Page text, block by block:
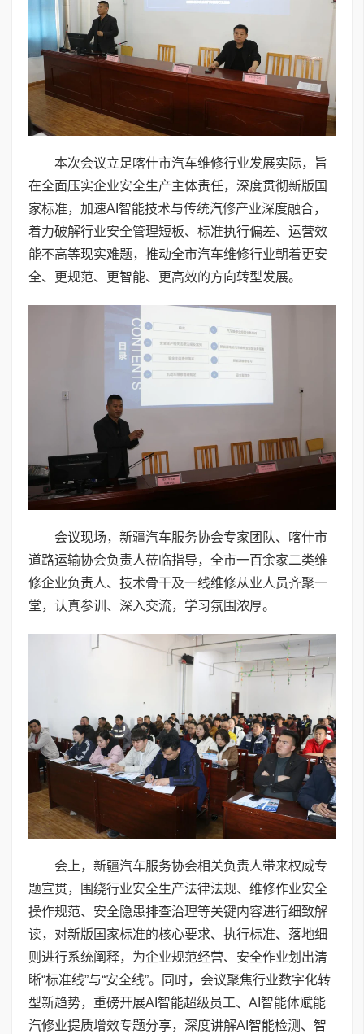
本次会议立足喀什市汽车维修行业发展实际，旨
在全面压实企业安全生产主体责任，深度贯彻新版国
家标准，加速AI智能技术与传统汽修产业深度融合，
着力破解行业安全管理短板、标准执行偏差、运营效
能不高等现实难题，推动全市汽车维修行业朝着更安
全、更规范、更智能、更高效的方向转型发展。
会议现场，新疆汽车服务协会专家团队、喀什市
道路运输协会负责人莅临指导，全市一百余家二类维
修企业负责人、技术骨干及一线维修从业人员齐聚一
堂，认真参训、深入交流，学习氛围浓厚。
会上，新疆汽车服务协会相关负责人带来权威专
题宣贯，围绕行业安全生产法律法规、维修作业安全
操作规范、安全隐患排查治理等关键内容进行细致解
读，对新版国家标准的核心要求、执行标准、落地细
则进行系统阐释，为企业规范经营、安全作业划出清
晰“标准线”与“安全线”。同时，会议聚焦行业数字化转
型新趋势，重磅开展AI智能超级员工、AI智能体赋能
汽修业提质增效专题分享，深度讲解AI智能检测、智